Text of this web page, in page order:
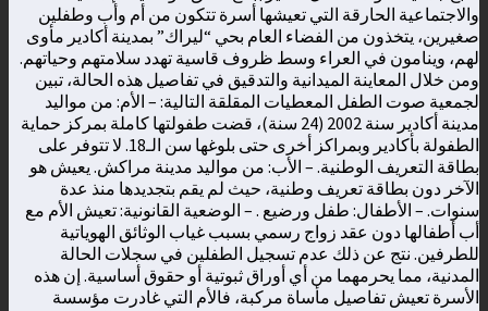
والاجتماعية الحارقة التي تعيشها أسرة تتكون من أم وأب وطفلين
صغيرين، يتخذون من الفضاء العام بحي “ليراك” بمدينة أكادير مأوى
لهم، وينامون في العراء وسط ظروف قاسية تهدد سلامتهم وحياتهم.
ومن خلال المعاينة الميدانية والتدقيق في تفاصيل هذه الحالة، تبين
لجمعية صوت الطفل المعطيات المقلقة التالية: – الأم: من مواليد
مدينة أكادير سنة 2002 (24 سنة)، قضت طفولتها كاملة بمركز حماية
الطفولة بأكادير وبمراكز أخرى حتى بلوغها سن الـ18. لا تتوفر على
بطاقة التعريف الوطنية. – الأب: من مواليد مدينة مراكش. يعيش هو
الآخر دون بطاقة تعريف وطنية، حيث لم يقم بتجديدها منذ عدة
سنوات. – الأطفال: طفل ورضيع . – الوضعية القانونية: تعيش الأم مع
أب أطفالها دون عقد زواج رسمي بسبب غياب الوثائق الهوياتية
للطرفين. نتج عن ذلك عدم تسجيل الطفلين في سجلات الحالة
المدنية، مما يحرمهما من أي أوراق ثبوتية أو حقوق أساسية. إن هذه
الأسرة تعيش تفاصيل مأساة مركبة، فالأم التي غادرت مؤسسة